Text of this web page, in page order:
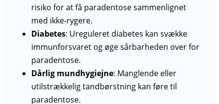
risiko for at få paradentose sammenlignet
med ikke-rygere.
Diabetes: Ureguleret diabetes kan svække
immunforsvaret og øge sårbarheden over for
paradentose.
Dårlig mundhygiejne: Manglende eller
utilstrækkelig tandbørstning kan føre til
paradentose.